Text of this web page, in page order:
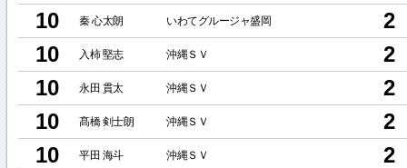
10
秦 心太朗 いわてグルージャ盛岡
2
10
入柿 堅志 沖縄ＳＶ
2
10
永田 貫太 沖縄ＳＶ
2
10
髙橋 剣士朗 沖縄ＳＶ
2
10
平田 海斗 沖縄ＳＶ
2